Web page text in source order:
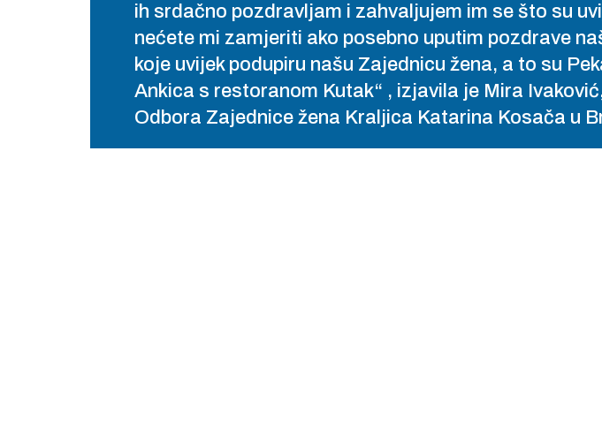
ih srdačno pozdravljam i zahvaljujem im se što su
nećete mi zamjeriti ako posebno uputim pozdrave
koje uvijek podupiru našu Zajednicu žena, a to su
Ankica s restoranom Kutak“ , izjavila je Mira
Odbora Zajednice žena Kraljica Katarina Kosača u